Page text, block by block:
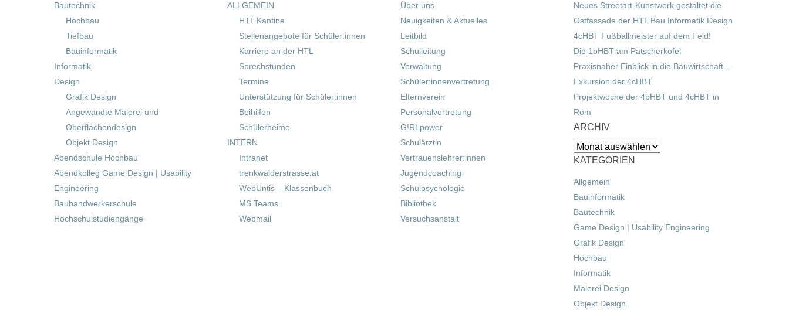
Bautechnik
Hochbau
Tiefbau
Bauinformatik
Informatik
Design
Grafik Design
Angewandte Malerei und
Oberflächendesign
Objekt Design
Abendschule Hochbau
Abendkolleg Game Design | Usability
Engineering
Bauhandwerkerschule
Hochschulstudiengänge
ALLGEMEIN
HTL Kantine
Stellenangebote für Schüler:innen
Karriere an der HTL
Sprechstunden
Termine
Unterstützung für Schüler:innen
Beihilfen
Schülerheime
INTERN
Intranet
trenkwalderstrasse.at
WebUntis – Klassenbuch
MS Teams
Webmail
Über uns
Neuigkeiten & Aktuelles
Leitbild
Schulleitung
Verwaltung
Schüler:innenvertretung
Elternverein
Personalvertretung
G!RLpower
Schulärztin
Vertrauenslehrer:innen
Jugendcoaching
Schulpsychologie
Bibliothek
Versuchsanstalt
Neues Streetart-Kunstwerk gestaltet die
Ostfassade der HTL Bau Informatik Design
4cHBT Fußballmeister auf dem Feld!
Die 1bHBT am Patscherkofel
Praxisnaher Einblick in die Bauwirtschaft –
Exkursion der 4cHBT
Projektwoche der 4bHBT und 4cHBT in
Rom
ARCHIV
Archiv
KATEGORIEN
Allgemein
Bauinformatik
Bautechnik
Game Design | Usability Engineering
Grafik Design
Hochbau
Informatik
Malerei Design
Objekt Design